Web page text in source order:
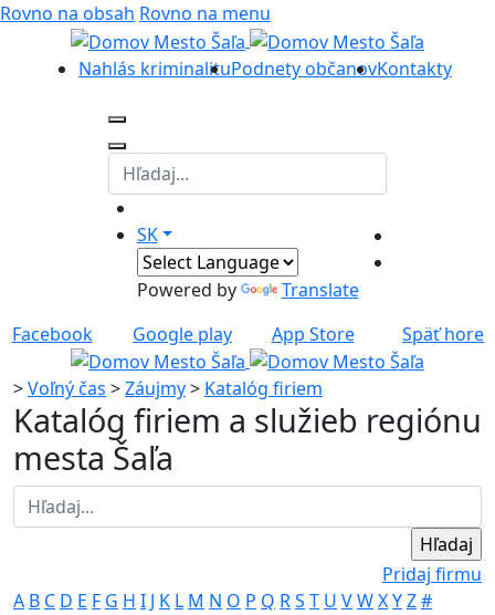
Rovno na obsah Rovno na menu
Nahlás kriminalituPodnety občanovKontakty
SK
Powered by
Translate
Facebook
Google play App Store Späť hore
>Voľný čas >Záujmy> Katalóg firiem
Katalóg firiem a služieb regiónu
mesta Šaľa
Pridaj firmu
A B C D E F G H I J K L M N O P Q RS T U VWXYZ#